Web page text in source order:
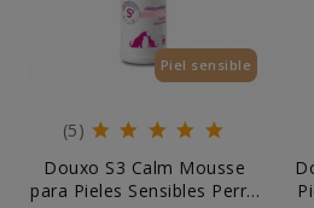
Piel sensible
(5)
Douxo S3 Calm Mousse
para Pieles Sensibles Perro